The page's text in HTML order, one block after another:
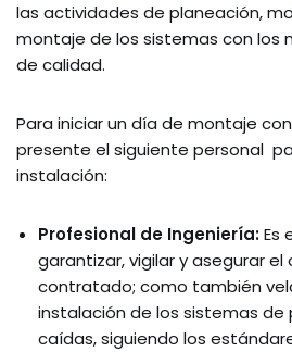
las actividades de planeación,
montaje de los sistemas con los
de calidad.
Para iniciar un día de montaje con
presente el siguiente personal
instalación:
Profesional de Ingeniería:Es
garantizar, vigilar y asegurar
contratado; como también
instalación de los sistemas
caídas, siguiendo los